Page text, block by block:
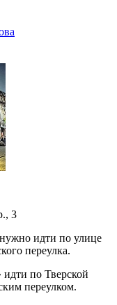
3
идти по улице
переулка.
по Тверской
переулком.